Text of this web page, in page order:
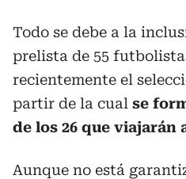
Todo se debe a la
prelista de 55
recientemente el
partir de la cual se
de los 26 que viajarán
Aunque no está